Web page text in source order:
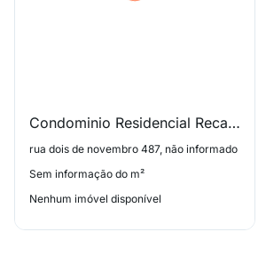
Condominio Residencial Recanto dos Sabias
rua dois de novembro 487, não informado
Sem informação do m²
Nenhum imóvel disponível